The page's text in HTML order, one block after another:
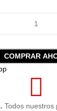
COMPRAR
Todos nuestros